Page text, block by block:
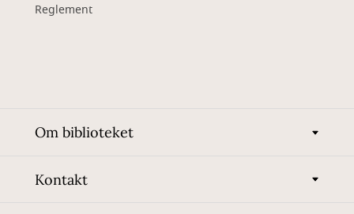
Reglement
Om biblioteket
Kontakt